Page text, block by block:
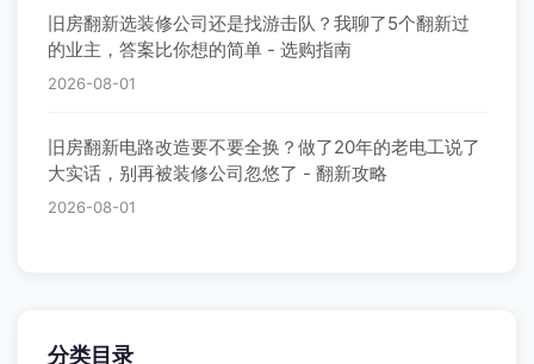
旧房翻新选装修公司还是找游击队？我聊了5个翻新过
的业主，答案比你想的简单 - 选购指南
2026-08-01
旧房翻新电路改造要不要全换？做了20年的老电工说了
大实话，别再被装修公司忽悠了 - 翻新攻略
2026-08-01
分类目录